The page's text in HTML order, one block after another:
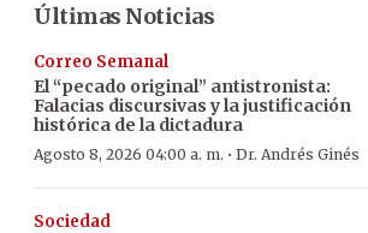
Últimas Noticias
Correo Semanal
El “pecado original” antistronista:
Falacias discursivas y la justificación
histórica de la dictadura
Agosto 8, 2026 04:00 a. m. · Dr. Andrés Ginés
Sociedad